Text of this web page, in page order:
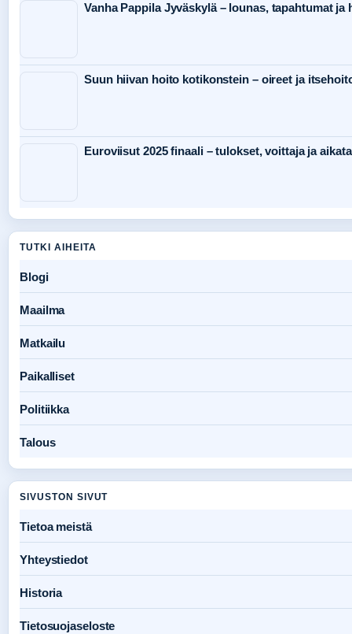
Vanha Pappila Jyväskylä – lounas, tapahtumat ja
Suun hiivan hoito kotikonstein – oireet ja
Euroviisut 2025 finaali – tulokset, voittaja ja
TUTKI AIHEITA
Blogi
Maailma
Matkailu
Paikalliset
Politiikka
Talous
SIVUSTON SIVUT
Tietoa meistä
Yhteystiedot
Historia
Tietosuojaseloste